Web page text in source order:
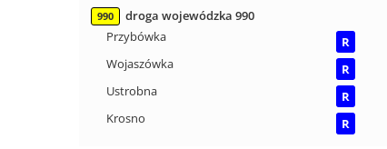
990
droga wojewódzka 990
Przybówka
R
Wojaszówka
R
Ustrobna
R
Krosno
R